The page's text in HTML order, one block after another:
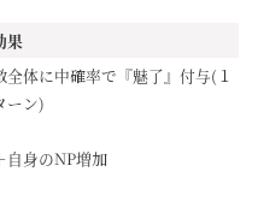
果
全体に中確率で『魅了』付与(１
ーン)
自身のNP増加